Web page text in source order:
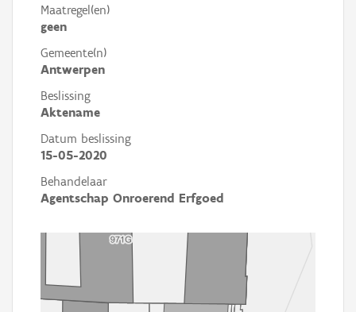
Maatregel(en)
geen
Gemeente(n)
Antwerpen
Beslissing
Aktename
Datum beslissing
15-05-2020
Behandelaar
Agentschap Onroerend Erfgoed